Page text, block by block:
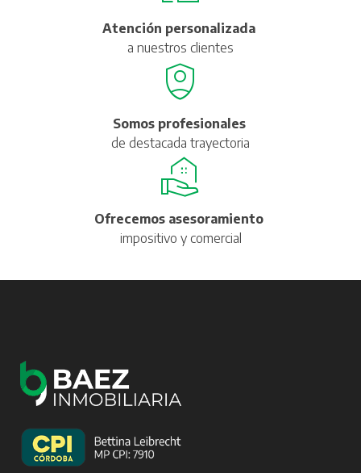
Atención personalizada
a nuestros clientes
Somos profesionales
de destacada trayectoria
Ofrecemos asesoramiento
impositivo y comercial